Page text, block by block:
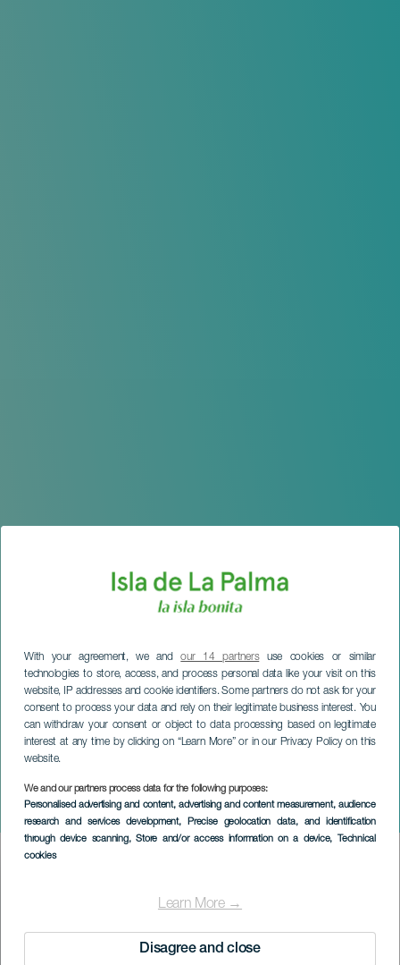
With your agreement, we andour 14 partnersuse cookies or similar
technologies to store, access, and process personal data like your visit on this
website, IP addresses and cookie identifiers. Some partners do not ask for your
consent to process your data and rely on their legitimate business interest. You
can withdraw your consent or object to data processing based on legitimate
interest at any time by clicking on “Learn More” or in our Privacy Policy on this
website.
We and our partners process data for the following purposes:
Personalised advertising and content, advertising and content measurement, audience
research and services development, Precise geolocation data, and identification
through device scanning, Store and/or access information on a device, Technical
cookies
Learn More →
Disagree and close
Paula Gómez i konsert
LA PALMA
Imagen